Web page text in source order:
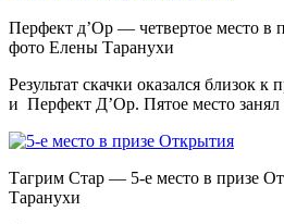
Перфект д’Ор — четвертое место в
фото Елены Таранухи
Результат скачки оказался близок
и Перфект Д’Ор. Пятое место
Тагрим Стар — 5-е место в
Таранухи